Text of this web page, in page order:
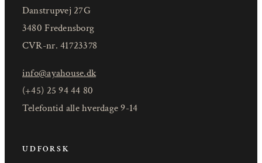
Danstrupvej 27G
3480 Fredensborg
CVR-nr. 41723378
info@ayahouse.dk
(+45) 25 94 44 80
Telefontid alle hverdage 9-14
UDFORSK